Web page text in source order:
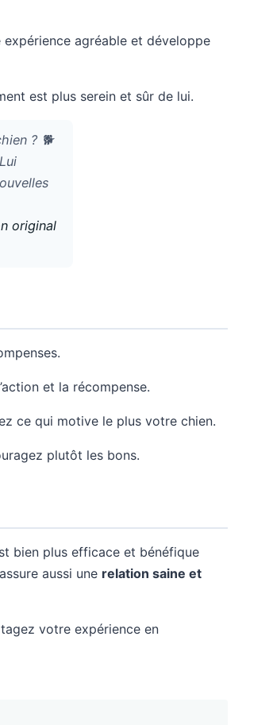
expérience agréable et développe
est plus serein et sûr de lui.
? 🐕
original
et la récompense.
ce qui motive le plus votre chien.
plutôt les bons.
bien plus efficace et bénéfique
aussi une relation saine et
votre expérience en